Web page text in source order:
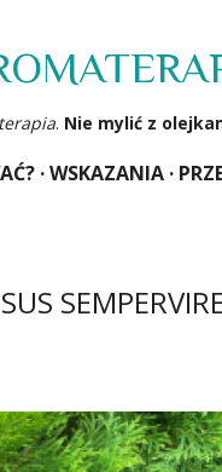
. Nie mylić z
WSKAZANIA